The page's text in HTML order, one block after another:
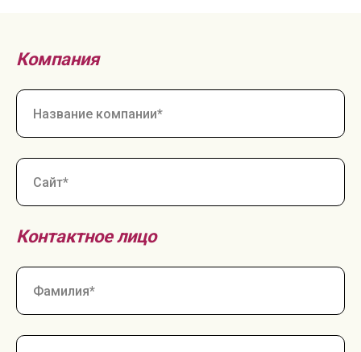
Компания
Контактное лицо